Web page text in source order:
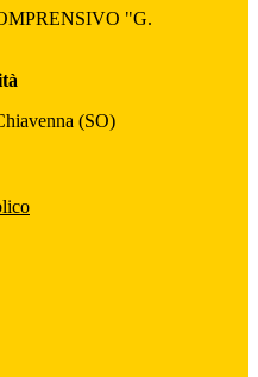
"G.
(SO)